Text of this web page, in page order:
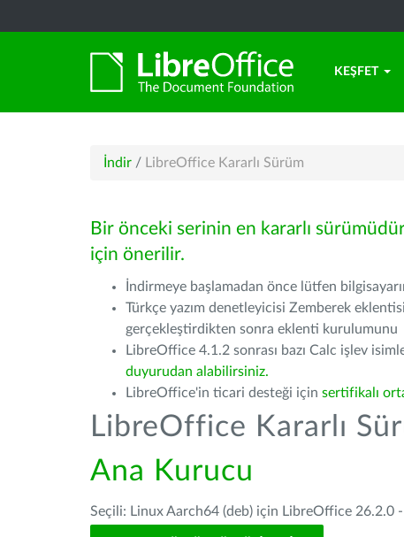
KEŞFET
İndir / LibreOffice Kararlı Sürüm
Bir önceki serinin en kararlı
için önerilir.
İndirmeye başlamadan önce lütfen
Türkçe yazım denetleyicisi Zemberek
gerçekleştirdikten sonra eklenti kurulumunu
LibreOffice 4.1.2 sonrası bazı Calc işlev
duyurudan alabilirsiniz.
LibreOffice'in ticari desteği için sertifikalı
LibreOffice Kararlı
Ana Kurucu
Seçili: Linux Aarch64 (deb) için LibreOffice 26.2.0 -